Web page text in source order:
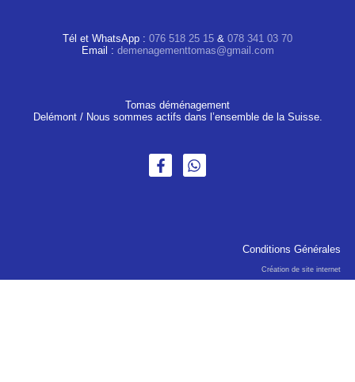
Tomas déménagement
Delémont / Nous sommes actifs dans l’ensemble de la Suisse.
Tél et WhatsApp : 076 518 25 15 & 078 341 03 70
Email : demenagementtomas@gmail.com
Conditions Générales
Création de site internet